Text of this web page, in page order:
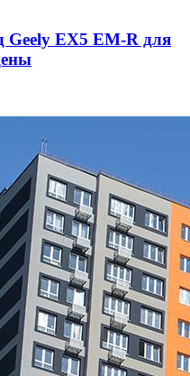
Geely EX5 EM-R для